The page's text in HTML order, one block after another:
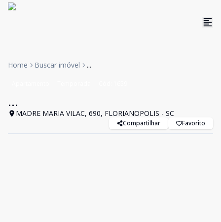
Home Buscar imóvel ...
...
MADRE MARIA VILAC, 690, FLORIANOPOLIS - SC
Compartilhar Favorito